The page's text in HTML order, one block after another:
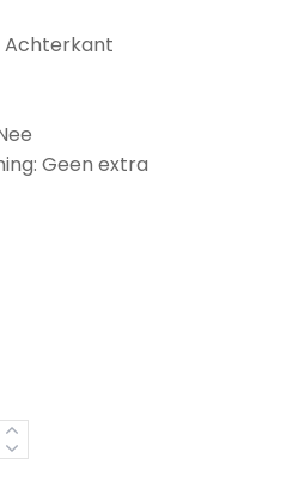
Achterkant
Geen extra